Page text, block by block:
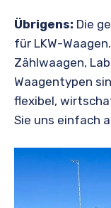
Übrigens: Die
für LKW-
Zählwaagen,
Waagentypen
flexibel,
Sie uns einfach